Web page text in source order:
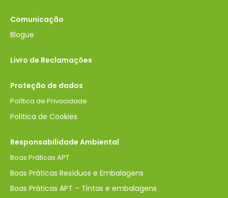
Comunicação
Blogue
Livro de Reclamações
Proteção de dados
Política de Privacidade
Política de Cookies
Responsabilidade Ambiental
Boas Práticas APT
Boas Práticas Resíduos e Embalagens
Boas Práticas APT – Tintas e embalagens